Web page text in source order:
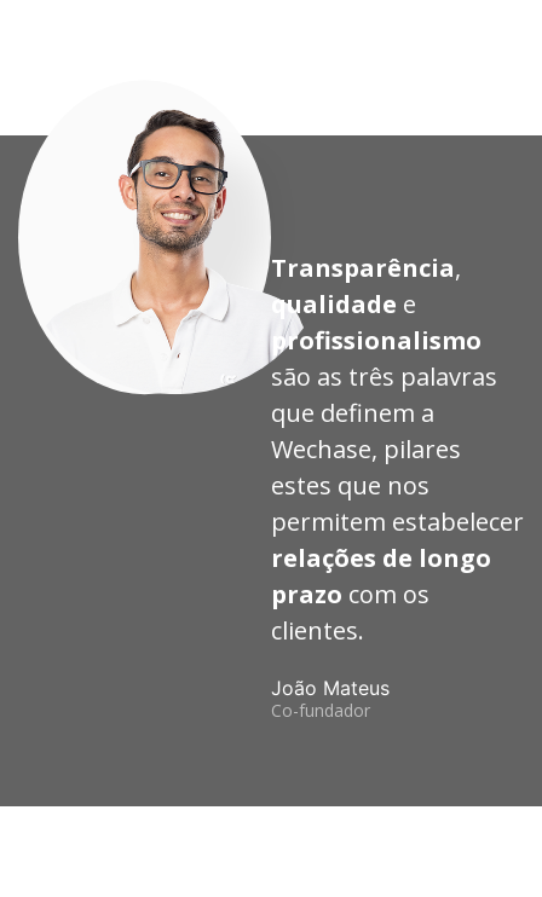
Transparência,
qualidade e
profissionalismo
são as três palavras
que definem a
Wechase, pilares
estes que nos
permitem estabelecer
relações de longo
prazo com os
clientes.
João Mateus
Co-fundador